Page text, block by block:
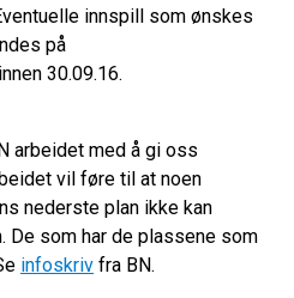
innspill som ønskes
på
innen 30.09.16.
arbeidet med å gi oss
vil føre til at noen
nederste plan ikke kan
De som har de plassene som
infoskriv fra BN.